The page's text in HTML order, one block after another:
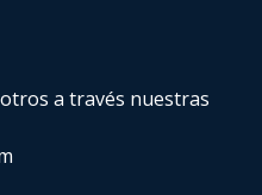
a través nuestras